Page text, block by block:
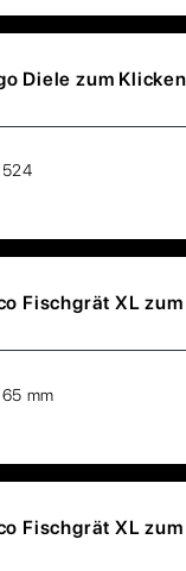
Diele zum Klicken
Fischgrät XL
mm
Fischgrät XL